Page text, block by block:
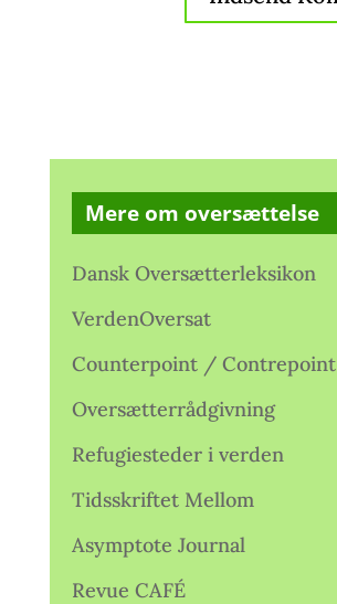
Mere om oversættelse
Dansk Oversætterleksikon
VerdenOversat
Counterpoint / Contrepoint
Oversætterrådgivning
Refugiesteder i verden
Tidsskriftet Mellom
Asymptote Journal
Revue CAFÉ